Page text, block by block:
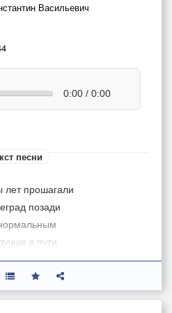
Васильевич
0:00 / 0:00
песни
прошагали
позади
в пути
азарта
и без мер